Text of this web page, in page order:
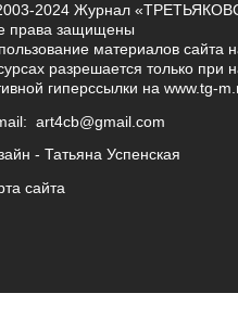
2024 Журнал
права защищены
материалов сайта
разрешается только при
гиперссылки на www.tg-
art4cb@gmail.com
- Татьяна Успенская
сайта